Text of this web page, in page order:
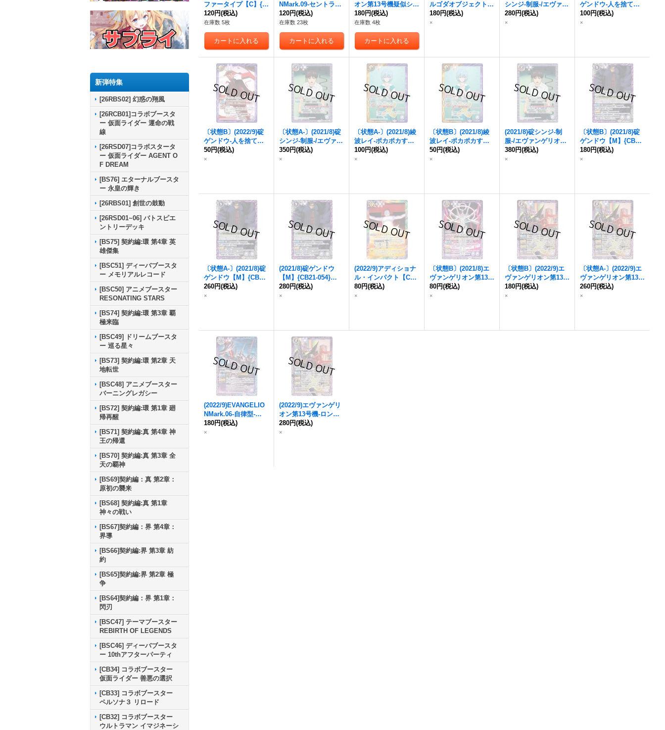
新弾特集
[26RBS02] 幻惑の翔風
[26RCB01]コラボブースタ
ー 仮面ライダー 運命の戦
線
[26RSD07]コラボスタータ
ー 仮面ライダー AGENT O
F DREAM
[BS76] エターナルブースタ
ー 永皇の輝き
[26RBS01] 創世の鼓動
[26RSD01~06] バトスピエ
ントリーデッキ
[BS75] 契約編:環 第4章 英
雄傑集
[BSC51] ディーバブースタ
ー メモリアルレコード
[BSC50] アニメブースター
RESONATING STARS
[BS74] 契約編:環 第3章 覇
極来臨
[BSC49] ドリームブースタ
ー 巡る星々
[BS73] 契約編:環 第2章 天
地転世
[BSC48] アニメブースター
バーニングレガシー
[BS72] 契約編:環 第1章 廻
帰再醒
[BS71] 契約編:真 第4章 神
王の帰還
[BS70] 契約編:真 第3章 全
天の覇神
[BS69]契約編：真 第2章：
原初の襲来
[BS68] 契約編:真 第1章
神々の戦い
[BS67]契約編：界 第4章：
界導
[BS66]契約編:界 第3章 紡
約
[BS65]契約編:界 第2章 極
争
[BS64]契約編：界 第1章：
閃刃
[BSC47] テーマブースター
REBIRTH OF LEGENDS
[BSC46] ディーバブースタ
ー 10thアフターパーティ
[CB34] コラボブースター
仮面ライダー 善悪の選択
[CB33] コラボブースター
ペルソナ３ リロード
[CB32] コラボブースター
ウルトラマン イマジネーシ
ファータイプ【C】{C
B23-022}《紫》
120円(税込)
在庫数 5枚
NMark.09-セントラル
ドグマ降下-【R】{CB
23-014}《紫》
120円(税込)
在庫数 23枚
オン第13号機疑似シン
化第3+形態(推定)
【R】{CB21-023}
《紫》
180円(税込)
在庫数 4枚
ルゴダオブジェクト
【C】{CB23-043}
《紫》
180円(税込)
×
シンジ-制服-/エヴァン
ゲリオン初号機パイロ
ット・碇シンジ【転醒
280円(税込)
×
ゲンドウ-人を捨てた
もの-【R】{CB23-03
6}《紫》
100円(税込)
×
〔状態B〕(2022/9)碇
ゲンドウ-人を捨てた
もの-【R】{CB23-03
6}《紫》
50円(税込)
×
〔状態A-〕(2021/8)碇
シンジ-制服-/エヴァン
ゲリオン初号機パイロ
ット・碇シンジ【転醒
350円(税込)
×
〔状態A-〕(2021/8)綾
波レイ-ポカポカする-
【X】{CB21-X06}
《多》
100円(税込)
×
〔状態B〕(2021/8)綾
波レイ-ポカポカする-
【X】{CB21-X06}
《多》
50円(税込)
×
(2021/8)碇シンジ-制
服-/エヴァンゲリオン
初号機パイロット・碇
シンジ【転醒R】{CB2
380円(税込)
×
〔状態B〕(2021/8)碇
ゲンドウ 【M】{CB21-
054}《紫》
180円(税込)
×
〔状態A-〕(2021/8)碇
ゲンドウ 【M】{CB21-
054}《紫》
260円(税込)
×
(2021/8)碇ゲンドウ
【M】{CB21-054}
《紫》
280円(税込)
×
(2022/9)アディショナ
ル・インパクト【C】
{CB23-062}《多》
80円(税込)
×
〔状態B〕(2021/8)エ
ヴァンゲリオン第13号
機疑似シン化第3+形
態(推定)【R】{CB21-0
80円(税込)
×
〔状態B〕(2022/9)エ
ヴァンゲリオン第13号
機-ロンギヌスの槍-
【X】{CB23-X04}
180円(税込)
×
〔状態A-〕(2022/9)エ
ヴァンゲリオン第13号
機-ロンギヌスの槍-
【X】{CB23-X04}
260円(税込)
×
(2022/9)EVANGELIO
NMark.06-自律型-
【R】{CB23-013}
《多》
180円(税込)
×
(2022/9)エヴァンゲリ
オン第13号機-ロンギ
ヌスの槍-【X】{CB23
-X04}《紫》
280円(税込)
×